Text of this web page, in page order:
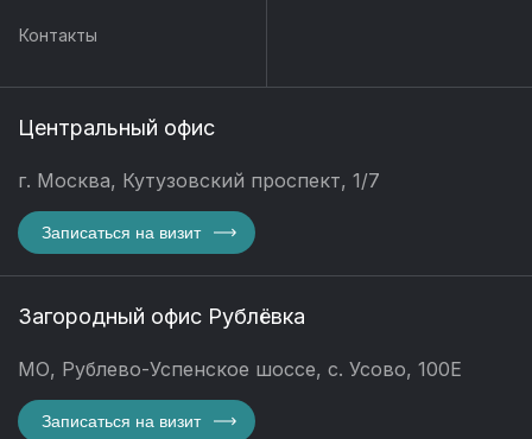
Контакты
Центральный офис
г. Москва, Кутузовский проспект, 1/7
Записаться на визит
Загородный офис Рублёвка
МО, Рублево-Успенское шоссе, с. Усово, 100Е
Записаться на визит